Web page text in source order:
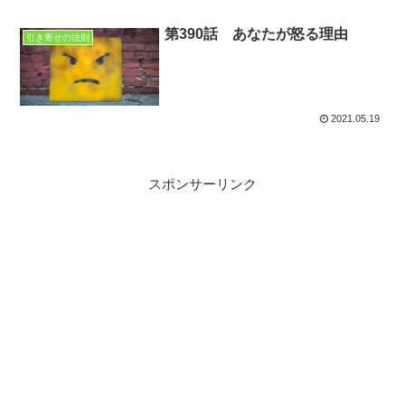
引き寄せの法則 第390話 あなたが怒る理由
2021.05.19
スポンサーリンク